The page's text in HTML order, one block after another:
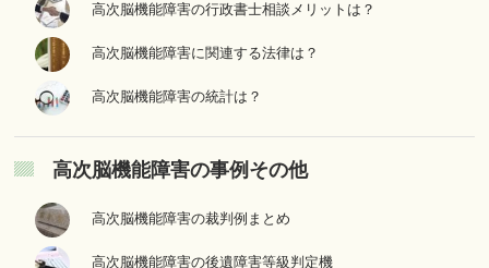
高次脳機能障害の行政書士相談メリットは？
高次脳機能障害に関連する法律は？
高次脳機能障害の統計は？
高次脳機能障害の事例その他
高次脳機能障害の裁判例まとめ
高次脳機能障害の後遺障害等級判定機